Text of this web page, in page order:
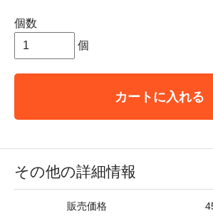
個数
個
カートに入れる
その他の詳細情報
販売価格